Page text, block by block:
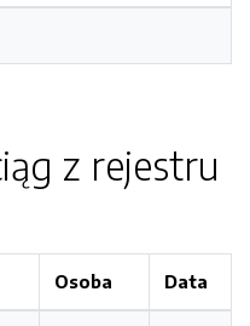
z rejestru
Osoba Data